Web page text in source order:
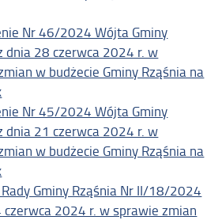
Nr 46/2024 Wójta Gminy
dnia 28 czerwca 2024 r. w
w budżecie Gminy Rząśnia na
Nr 45/2024 Wójta Gminy
dnia 21 czerwca 2024 r. w
w budżecie Gminy Rząśnia na
Rady Gminy Rząśnia Nr II/18/2024
czerwca 2024 r. w sprawie zmian